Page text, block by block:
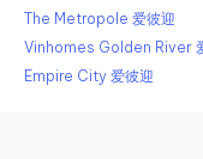
The Metropole 爱彼迎
Vinhomes Golden River
Empire City 爱彼迎